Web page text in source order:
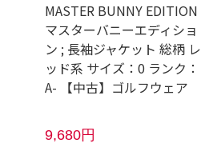
MASTER BUNNY EDITION
マスターバニーエディショ
ン ; 長袖ジャケット 総柄 レ
ッド系 サイズ：0 ランク：
A- 【中古】ゴルフウェア
9,680円